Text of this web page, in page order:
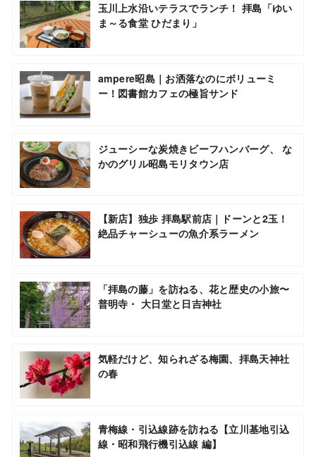
玉川上水沿いテラスでランチ！ 拝島「ゆい
ま～る食堂 ひだまり」
ampere昭島｜お洒落なのにボリューミ
ー！図書館カフェの極旨サンド
ジューシーな炭焼きビーフハンバーグ、 な
かのグリル昭島モリタウン店
【新店】独歩 拝島駅前店｜ドーンと2玉！
絶品チャーシューの魚介系ラーメン
「拝島の藤」を訪ねる、花と歴史の小旅〜
普明寺・ 大日堂と日吉神社
気軽だけど、知られざる梅園、拝島天神社
の春
青梅線・引込線跡を訪ねる【立川基地引込
線・昭和飛行機引込線 編】